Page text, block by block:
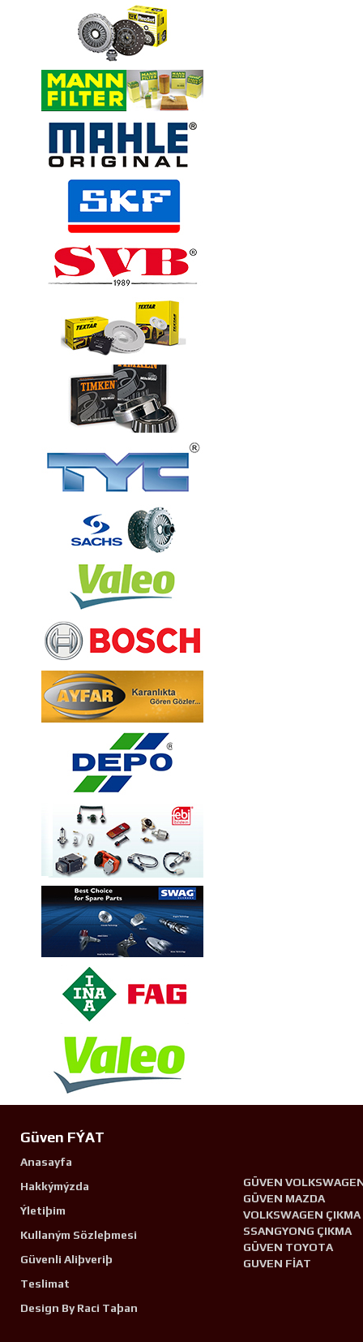
Güven FÝAT
Anasayfa
Hakkýmýzda
Ýletiþim
Kullaným Sözleþmesi
Güvenli Aliþveriþ
Teslimat
Design By Raci Taþan
GÜVEN
GÜVEN MAZDA
VOLKSWAGEN ÇIKMA
SSANGYONG ÇIKMA
GÜVEN TOYOTA
GUVEN FİAT